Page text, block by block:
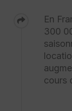
En
300
cours